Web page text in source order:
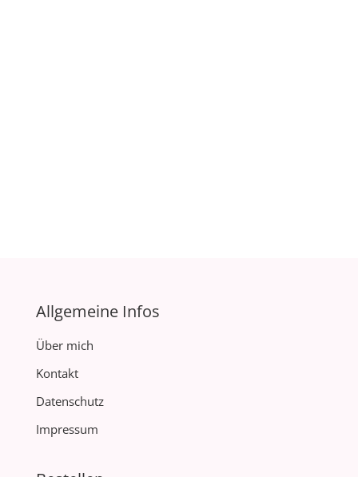
Allgemeine Infos
Über mich
Kontakt
Datenschutz
Impressum